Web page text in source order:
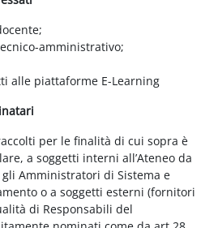
amministrativo;
alle piattaforme E-Learning
per le finalità di cui sopra è
a soggetti interni all’Ateneo da
Amministratori di Sistema e
o a soggetti esterni (fornitori
di Responsabili del